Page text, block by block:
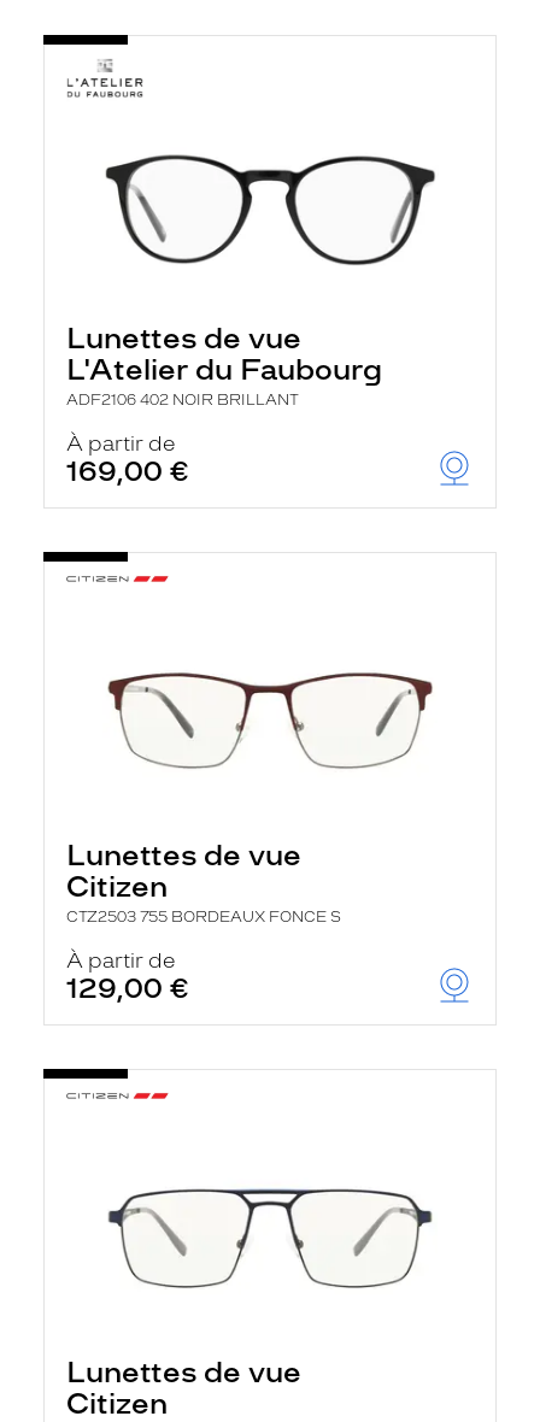
Lunettes de vue
L'Atelier du Faubourg
ADF2106 402 NOIR BRILLANT
À partir de
169,00 €
Lunettes de vue
Citizen
CTZ2503 755 BORDEAUX FONCE S
À partir de
129,00 €
Lunettes de vue
Citizen